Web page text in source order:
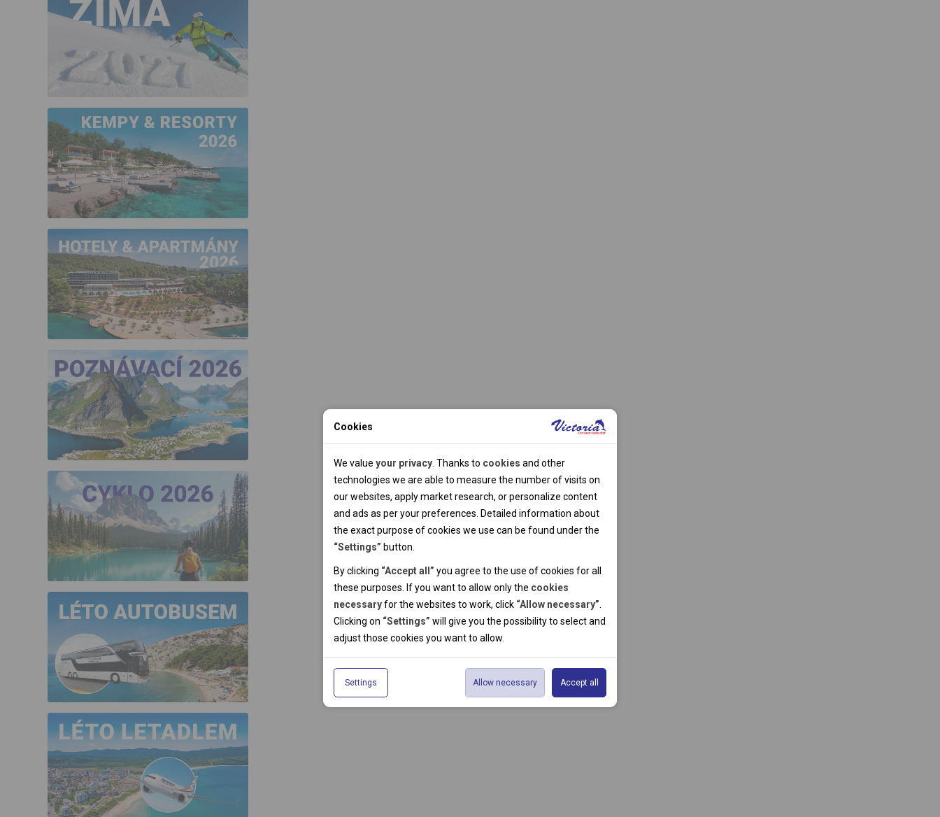
Cookies
We value your privacy . Thanks to cookies and other
technologies we are able to measure the number of visits on
our websites, apply market research, or personalize content
and ads as per your preferences. Detailed information about
the exact purpose of cookies we use can be found under the
“Settings” button.
By clicking “Accept all” you agree to the use of cookies for all
these purposes. If you want to allow only the cookies
necessaryfor the websites to work, click “Allow necessary”
Clicking on “Settings” will give you the possibility to select and
adjust those cookies you want to allow.
Settings Accept all
Allow necessary
Technical cookies help the websites to work properly by
allowing basic functionalities like navigation and access to the
secured sections of the websites. The websites cannot work
properly without these cookies.
Analytical cookies
Thanks to the analytical cookies we are able to measure visits
of the websites, sources of visits, ads performance and their
reach. Data collected this way is processed anonymously
without any link to a specific user. Without your consent for
our use of analytical cookies, we are not able to analyze and
optimize the websites' performance.
Personal cookies
Personal cookies allow us adjust the websites' content per
your specific needs and preferencies. Denying the use of
personal cookies may lead to displaying information of no use
for the particular user, and irrelevant offers or
recommendations.
Marketing cookies
The use of marketing cookies facilitate displaying of relevant
advertisements by either us or a third party on our or third
party websites. Theese type of cookies helps us to create